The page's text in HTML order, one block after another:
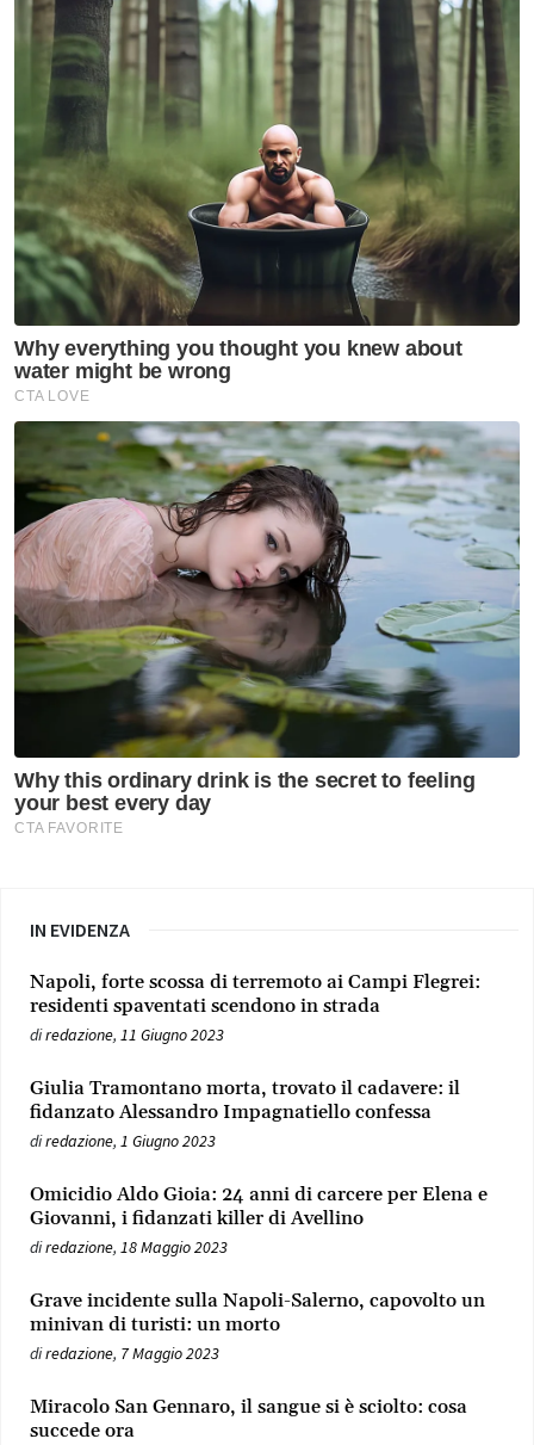
IN EVIDENZA
Napoli, forte scossa di terremoto ai Campi Flegrei:
residenti spaventati scendono in strada
diredazione, 11 Giugno 2023
Giulia Tramontano morta, trovato il cadavere: il
fidanzato Alessandro Impagnatiello confessa
diredazione, 1 Giugno 2023
Omicidio Aldo Gioia: 24 anni di carcere per Elena e
Giovanni, i fidanzati killer di Avellino
diredazione, 18 Maggio 2023
Grave incidente sulla Napoli-Salerno, capovolto un
minivan di turisti: un morto
diredazione, 7 Maggio 2023
Miracolo San Gennaro, il sangue si è sciolto: cosa
succede ora